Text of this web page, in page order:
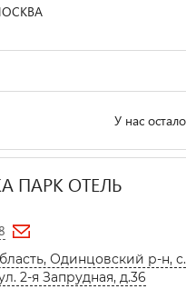
У нас
ПАРК ОТЕЛЬ
Одинцовский р-н, с.
2-я Запрудная, д.36